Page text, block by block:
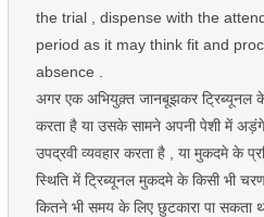
the trial , dispense with the
period as it may think fit and
absence .
अगर एक अभियुक़्त जानबूझकर ट्रिब्यूनल के
करता है या उसके सामने अपनी पेशी में अड़ंगे
उपद्रवी व्यवहार करता है , या मुकदमे के
स्थिति में ट्रिब्यूनल मुकदमे के किसी भी
कितने भी समय के लिए छुटकारा पा सकता